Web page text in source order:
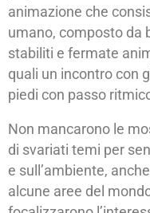
animazione che
umano, composto da
stabiliti e fermate
quali un incontro con
piedi con passo
Non mancarono le
di svariati temi per
e sull’ambiente,
alcune aree del